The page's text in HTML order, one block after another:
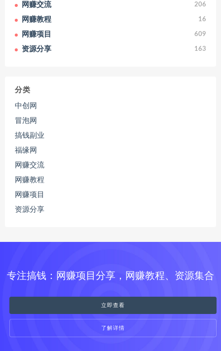
网赚交流 206
网赚教程 16
网赚项目 609
资源分享 163
分类
中创网
冒泡网
搞钱副业
福缘网
网赚交流
网赚教程
网赚项目
资源分享
专注搞钱：网赚项目分享，网赚教程、资源集合
立即查看
了解详情